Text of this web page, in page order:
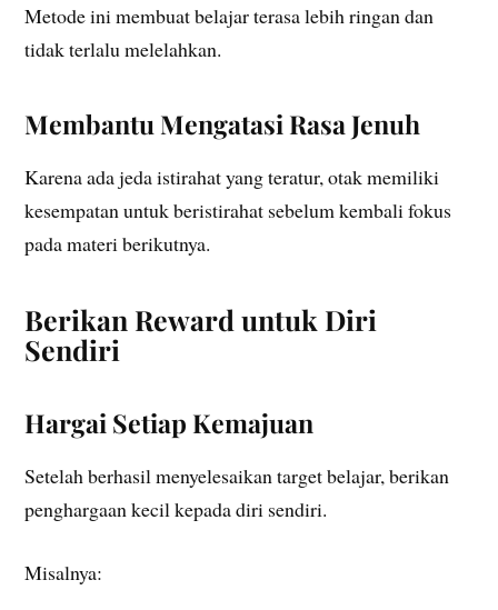
Metode ini membuat belajar terasa lebih ringan dan
tidak terlalu melelahkan.
Membantu Mengatasi Rasa Jenuh
Karena ada jeda istirahat yang teratur, otak memiliki
kesempatan untuk beristirahat sebelum kembali fokus
pada materi berikutnya.
Berikan Reward untuk Diri
Sendiri
Hargai Setiap Kemajuan
Setelah berhasil menyelesaikan target belajar, berikan
penghargaan kecil kepada diri sendiri.
Misalnya: